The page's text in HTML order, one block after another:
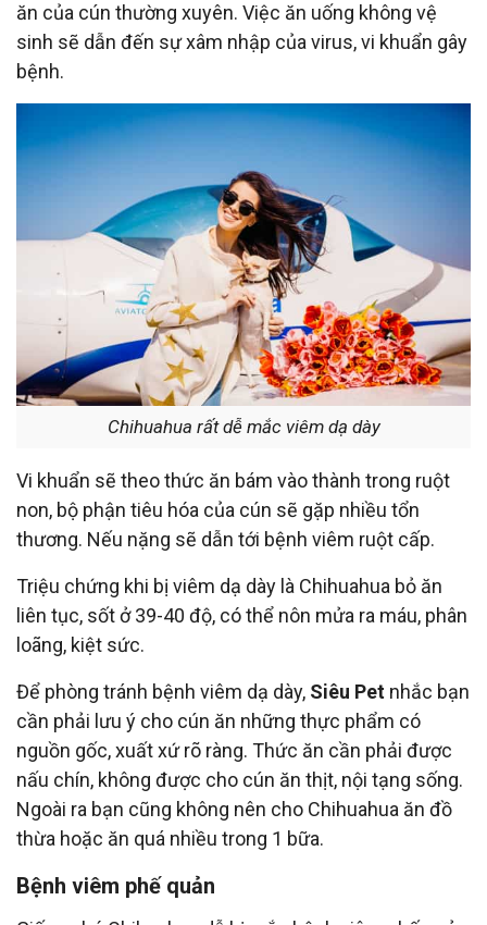
ăn của cún thường xuyên. Việc ăn uống không vệ
sinh sẽ dẫn đến sự xâm nhập của virus, vi khuẩn gây
bệnh.
Chihuahua rất dễ mắc viêm dạ dày
Vi khuẩn sẽ theo thức ăn bám vào thành trong ruột
non, bộ phận tiêu hóa của cún sẽ gặp nhiều tổn
thương. Nếu nặng sẽ dẫn tới bệnh viêm ruột cấp.
Triệu chứng khi bị viêm dạ dày là Chihuahua bỏ ăn
liên tục, sốt ở 39-40 độ, có thể nôn mửa ra máu, phân
loãng, kiệt sức.
Để phòng tránh bệnh viêm dạ dày, Siêu Pet nhắc bạn
cần phải lưu ý cho cún ăn những thực phẩm có
nguồn gốc, xuất xứ rõ ràng. Thức ăn cần phải được
nấu chín, không được cho cún ăn thịt, nội tạng sống.
Ngoài ra bạn cũng không nên cho Chihuahua ăn đồ
thừa hoặc ăn quá nhiều trong 1 bữa.
Bệnh viêm phế quản